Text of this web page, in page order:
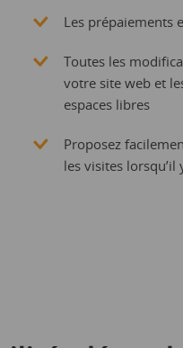
Les prépaiements
Toutes les
votre site web et
espaces libres
Proposez
les visites